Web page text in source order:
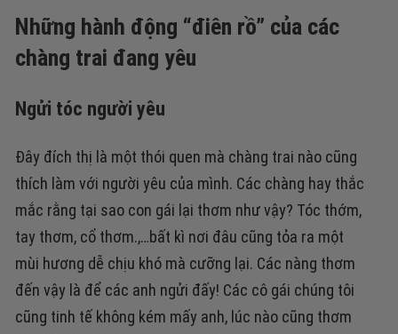
Những hành động “điên rồ” của các
chàng trai đang yêu
Ngửi tóc người yêu
Đây đích thị là một thói quen mà chàng trai nào cũng
thích làm với người yêu của mình. Các chàng hay thắc
mắc rằng tại sao con gái lại thơm như vậy? Tóc thớm,
tay thơm, cổ thơm.,…bất kì nơi đâu cũng tỏa ra một
mùi hương dễ chịu khó mà cưỡng lại. Các nàng thơm
đến vậy là để các anh ngửi đấy! Các cô gái chúng tôi
cũng tinh tế không kém mấy anh, lúc nào cũng thơm